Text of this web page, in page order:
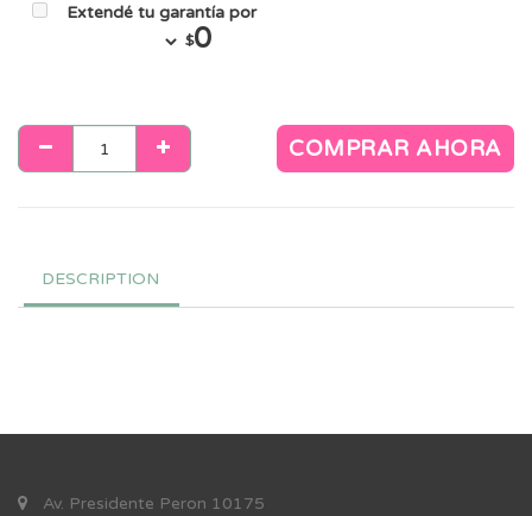
Extendé tu garantía por
$0
COMPRAR AHORA
DESCRIPTION
Av. Presidente Peron 10175